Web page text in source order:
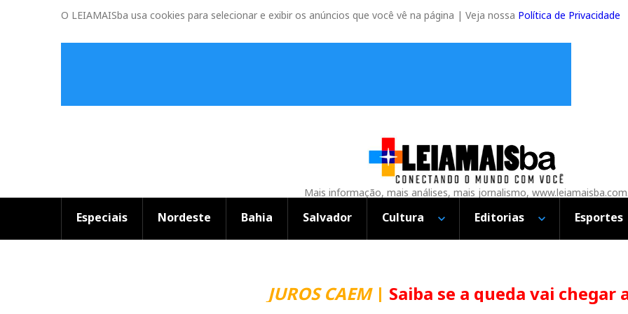
O LEIAMAISba usa cookies para selecionar e exibir os anúncios que você vê na página | Veja nossa Política de Privacidade
Mais informação, mais análises, mais jornalismo,
Especiais Nordeste Bahia Salvador Cultura Editorias Esportes
JUROS CAEM|Saiba se a queda vai chegar ao